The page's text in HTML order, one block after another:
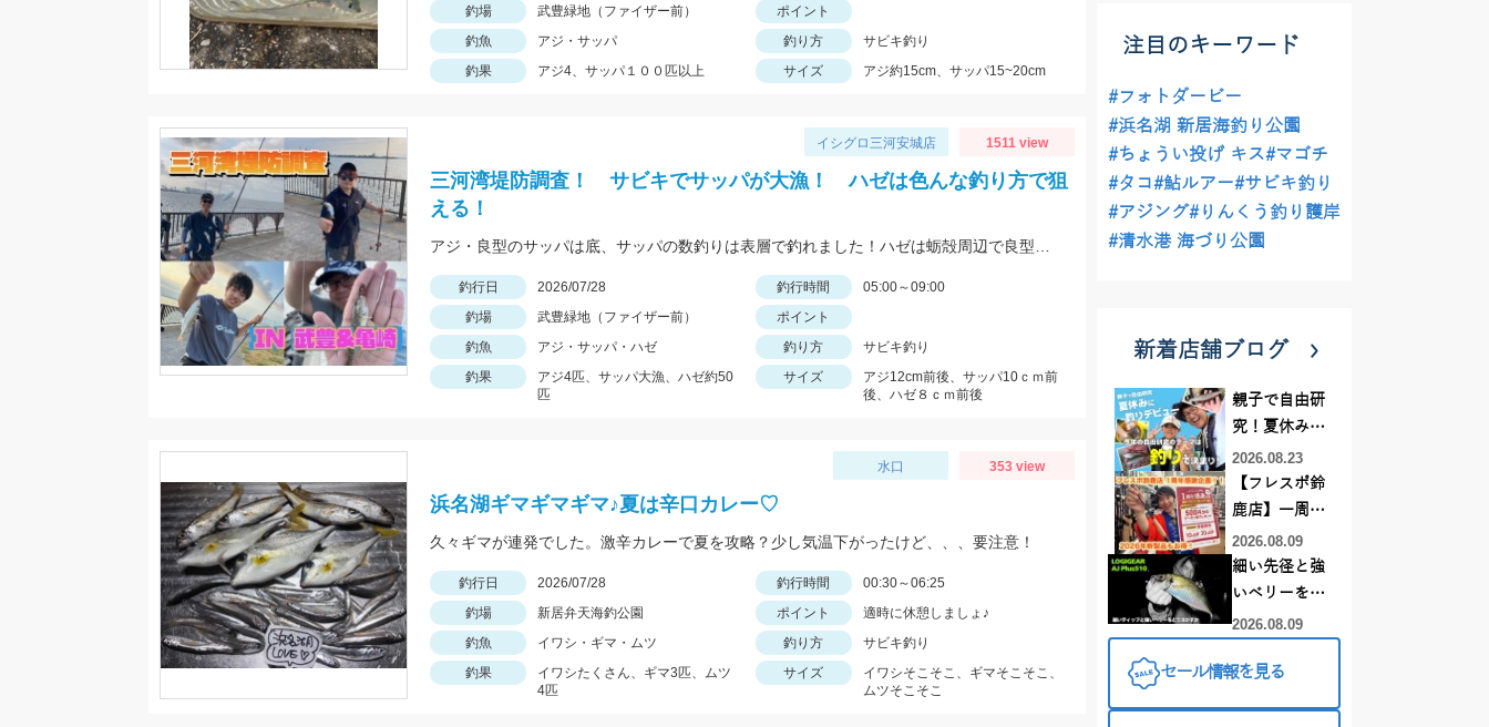
釣場
武豊緑地（ファイザー前）
ポイント
釣魚
アジ・サッパ 釣り方
サビキ釣り
釣果
アジ4、サッパ１００匹以上 サイズ アジ約15cm、サッパ15~20cm
イシグロ三河安城店 1511 view
三河湾堤防調査！ サビキでサッパが大漁！ ハゼは色んな釣り方で狙
える！
釣行日 2026/07/28 釣行時間
05:00～09:00
釣場
武豊緑地（ファイザー前）
ポイント
釣魚
アジ・サッパ・ハゼ 釣り方
サビキ釣り
釣果
アジ4匹、サッパ大漁、ハゼ約50
匹
サイズ
アジ12cm前後、サッパ10ｃｍ前
後、ハゼ８ｃｍ前後
水口 353 view
浜名湖ギマギマギマ♪夏は辛口カレー♡
久々ギマが連発でした。激辛カレーで夏を攻略？少し気温下がったけど、、、要注意！
釣行日 2026/07/28 釣行時間
00:30～06:25
釣場
新居弁天海釣公園 ポイント
適時に休憩しましょ♪
釣魚
イワシ・ギマ・ムツ 釣り方
サビキ釣り
釣果
イワシたくさん、ギマ3匹、ムツ
4匹
サイズ
イワシそこそこ、ギマそこそこ、
ムツそこそこ
注目のキーワード
#フォトダービー
#浜名湖 新居海釣り公園
#ちょうい投げ キス#マゴチ
#タコ#鮎ルアー#サビキ釣り
#アジング#りんくう釣り護岸
#清水港 海づり公園
新着店舗ブログ
親子で自由研
究！夏休みに
釣りデビュー
2026.08.23
【フレスポ鈴
鹿店】一周年
記念セール開
催中！新製品
ルアーロッド
もお買い
得！！！
2026.08.09
細い先径と強
いベリーをど
う活かすか |
プラス510の
2026.08.09
セール情報を見る